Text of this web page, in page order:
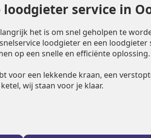
service in
het is om snel geholpen te
loodgieter en een loodgieter
op een snelle en efficiënte oplossing.
voor een lekkende kraan, een
wij staan voor je klaar.